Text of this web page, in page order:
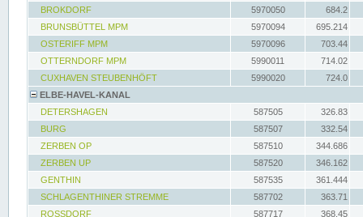
BROKDORF
5970050
684.2
BRUNSBÜTTEL MPM
5970094
695.214
OSTERIFF MPM
5970096
703.44
OTTERNDORF MPM
5990011
714.02
CUXHAVEN STEUBENHÖFT
5990020
724.0
ELBE-HAVEL-KANAL
DETERSHAGEN
587505
326.83
BURG
587507
332.54
ZERBEN OP
587510
344.686
ZERBEN UP
587520
346.162
GENTHIN
587535
361.444
SCHLAGENTHINER STREMME
587702
363.71
ROSSDORF
587717 368.45